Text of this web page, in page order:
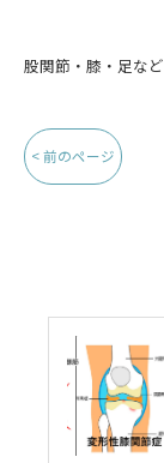
股関節・膝・足など
< 前のページ